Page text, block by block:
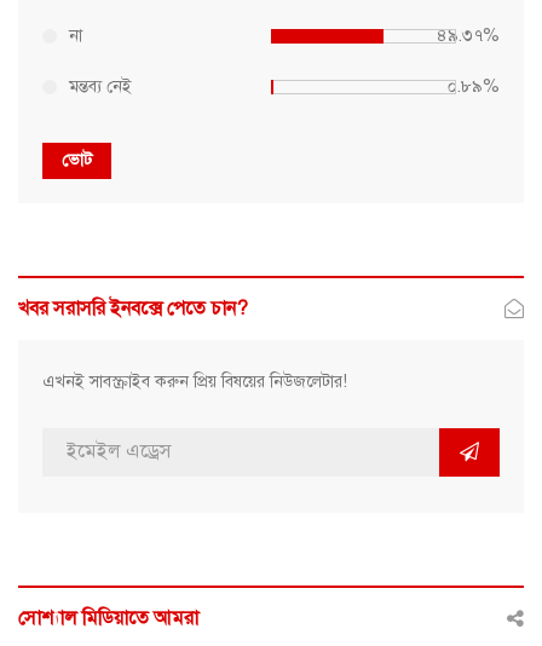
না ৪৯.৩৭%
মন্তব্য নেই ০.৮৯%
ভোট
খবর সরাসরি ইনবক্সে পেতে চান?
এখনই সাবস্ক্রাইব করুন প্রিয় বিষয়ের নিউজলেটার!
সোশ্যাল মিডিয়াতে আমরা